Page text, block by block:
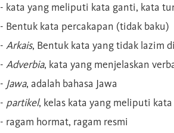
- kata yang meliputi kata ganti, kata
- Bentuk kata percakapan (tidak baku)
- Arkais, Bentuk kata yang tidak lazim
- Adverbia, kata yang menjelaskan
- Jawa, adalah bahasa Jawa
- partikel, kelas kata yang meliputi
- ragam hormat, ragam resmi